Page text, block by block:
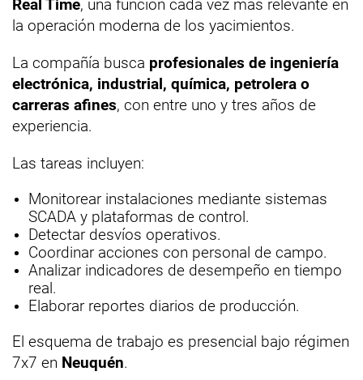
Real Time, una función cada vez más relevante en
la operación moderna de los yacimientos.
La compañía busca profesionales de ingeniería
electrónica, industrial, química, petrolera o
carreras afines, con entre uno y tres años de
experiencia.
Las tareas incluyen:
Monitorear instalaciones mediante sistemas
SCADA y plataformas de control.
Detectar desvíos operativos.
Coordinar acciones con personal de campo.
Analizar indicadores de desempeño en tiempo
real.
Elaborar reportes diarios de producción.
El esquema de trabajo es presencial bajo régimen
7x7 en Neuquén.